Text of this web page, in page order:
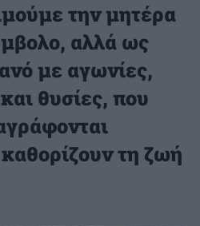
την μητέρα
αλλά ως
με αγωνίες,
θυσίες, που
τη ζωή